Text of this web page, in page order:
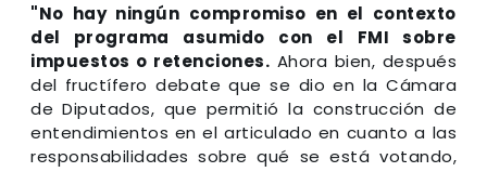
"No hay ningún compromiso en el contexto
del programa asumido con el FMI sobre
impuestos o retenciones. Ahora bien, después
del fructífero debate que se dio en la Cámara
de Diputados, que permitió la construcción de
entendimientos en el articulado en cuanto a las
responsabilidades sobre qué se está votando,